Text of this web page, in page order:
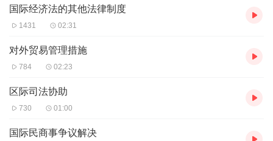
国际经济法的其他法律制度
1431 02:31
对外贸易管理措施
784 02:23
区际司法协助
730 01:00
国际民商事争议解决